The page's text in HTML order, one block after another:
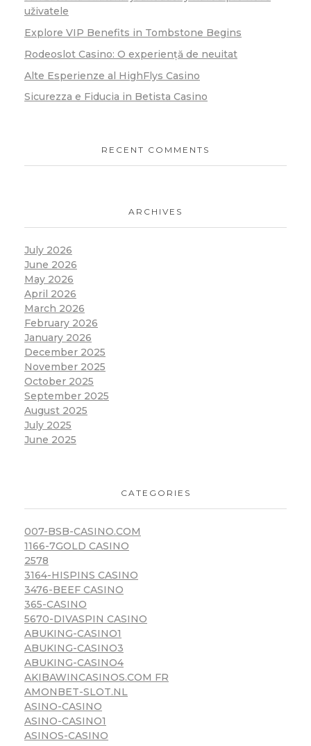
uživatele
Explore VIP Benefits in Tombstone Begins
Rodeoslot Casino: O experiență de neuitat
Alte Esperienze al HighFlys Casino
Sicurezza e Fiducia in Betista Casino
RECENT COMMENTS
ARCHIVES
July 2026
June 2026
May 2026
April 2026
March 2026
February 2026
January 2026
December 2025
November 2025
October 2025
September 2025
August 2025
July 2025
June 2025
CATEGORIES
007-BSB-CASINO.COM
1166-7GOLD CASINO
2578
3164-HISPINS CASINO
3476-BEEF CASINO
365-CASINO
5670-DIVASPIN CASINO
ABUKING-CASINO1
ABUKING-CASINO3
ABUKING-CASINO4
AKIBAWINCASINOS.COM FR
AMONBET-SLOT.NL
ASINO-CASINO
ASINO-CASINO1
ASINOS-CASINO